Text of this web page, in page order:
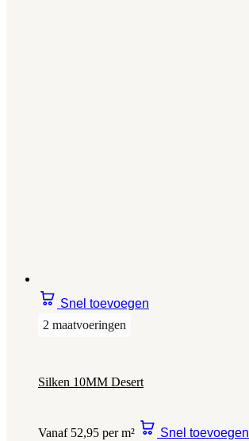
Snel toevoegen
2 maatvoeringen
Silken 10MM Desert
Vanaf 52,95 per m² Snel toevoegen